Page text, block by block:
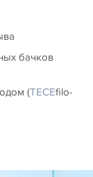
бачков
(TECEfilo-